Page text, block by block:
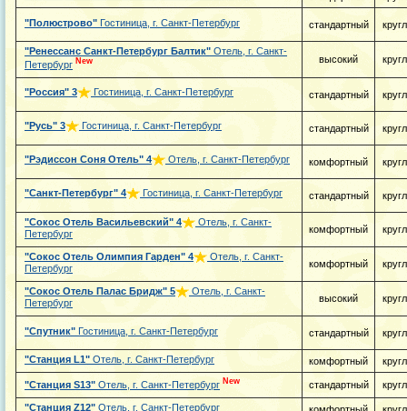
"Полюстрово" Гостиница, г. Санкт-Петербург стандартный
"Ренессанс Санкт-Петербург Балтик" Отель, г. Санкт-
Петербург New высокий
"Россия" 3 Гостиница, г. Санкт-Петербург стандартный
"Русь" 3 Гостиница, г. Санкт-Петербург стандартный
"Рэдиссон Соня Отель" 4 Отель, г. Санкт-Петербург комфортный
"Санкт-Петербург" 4 Гостиница, г. Санкт-Петербург стандартный
"Сокос Отель Васильевский" 4
Отель, г. Санкт-
Петербург
комфортный
"Сокос Отель Олимпия Гарден" 4
Отель, г. Санкт-
Петербург
комфортный
"Сокос Отель Палас Бридж" 5
Отель, г. Санкт-
Петербург
высокий
"Спутник" Гостиница, г. Санкт-Петербург стандартный
"Станция L1" Отель, г. Санкт-Петербург комфортный
"Станция S13" Отель, г. Санкт-Петербург New стандартный
"Станция Z12" Отель, г. Санкт-Петербург